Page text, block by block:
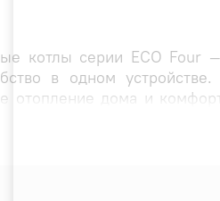
котлы серии ECO Four
в одном
отопление дома и
мм. Котел идеально